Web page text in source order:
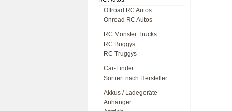
Offroad RC Autos
Onroad RC Autos
RC Monster Trucks
RC Buggys
RC Truggys
Car-Finder
Sortiert nach Hersteller
Akkus / Ladegeräte
Anhänger